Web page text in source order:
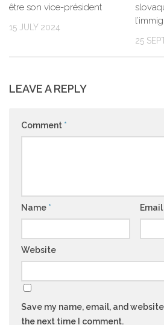
être son vice-président
15 JULY 2024
25
LEAVE A REPLY
Comment *
Name * Email
Website
Save my name, email, and
the next time I comment.